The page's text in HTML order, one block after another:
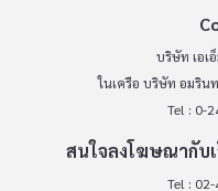
บริษัท เอเ
ในเครือ บริษัท อมริน
Tel : 0-
สนใจลงโฆษณากับ
Tel :